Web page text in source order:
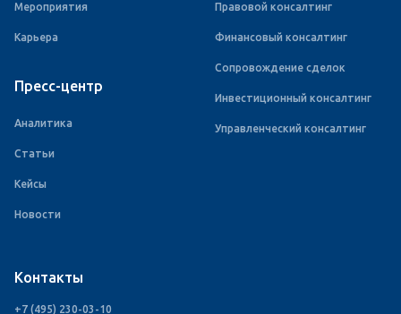
Мероприятия
Карьера
Пресс-центр
Аналитика
Статьи
Кейсы
Новости
Правовой консалтинг
Финансовый консалтинг
Сопровождение сделок
Инвестиционный консалтинг
Управленческий консалтинг
Контакты
+7 (495) 230-03-10